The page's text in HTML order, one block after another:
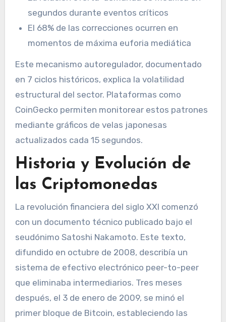
segundos durante eventos críticos
El 68% de las correcciones ocurren en
momentos de máxima euforia mediática
Este mecanismo autoregulador, documentado
en 7 ciclos históricos, explica la volatilidad
estructural del sector. Plataformas como
CoinGecko permiten monitorear estos patrones
mediante gráficos de velas japonesas
actualizados cada 15 segundos.
Historia y Evolución de
las Criptomonedas
La revolución financiera del siglo XXI comenzó
con un documento técnico publicado bajo el
seudónimo Satoshi Nakamoto. Este texto,
difundido en octubre de 2008, describía un
sistema de efectivo electrónico peer-to-peer
que eliminaba intermediarios. Tres meses
después, el 3 de enero de 2009, se minó el
primer bloque de Bitcoin, estableciendo las